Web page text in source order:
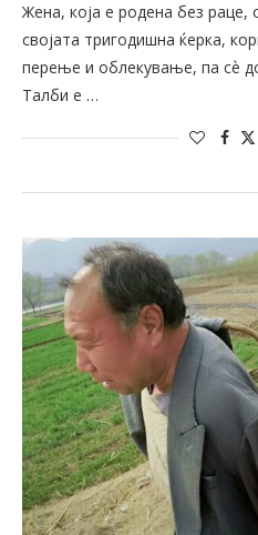
Жена, која е родена без раце,
својата тригодишна ќерка,
перење и облекување, па сѐ
Талби е …